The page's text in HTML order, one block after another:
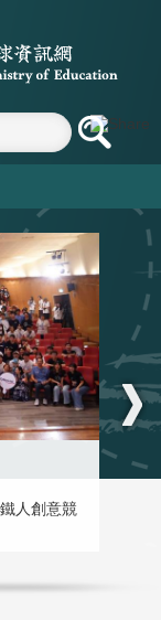
人創意競